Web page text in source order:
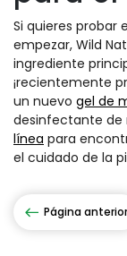
Si quieres probar
empezar, Wild
ingrediente
¡recientemente
un nuevo gel de
desinfectante de
línea para
el cuidado de la
Página anterior